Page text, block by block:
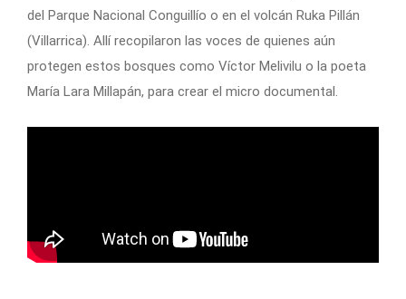
del Parque Nacional Conguillío o en el volcán Ruka Pillán
(Villarrica). Allí recopilaron las voces de quienes aún
protegen estos bosques como Víctor Melivilu o la poeta
María Lara Millapán, para crear el micro documental.